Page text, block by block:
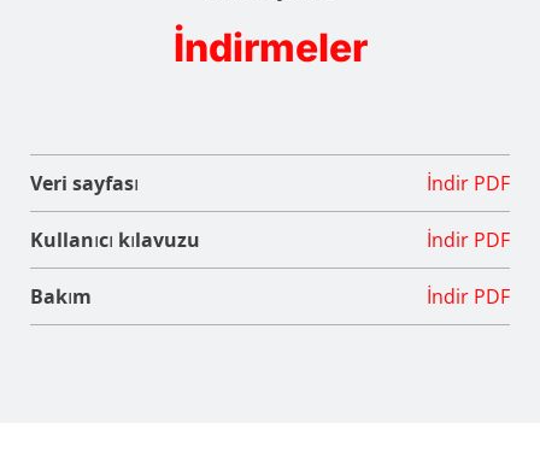
İndirmeler
Veri sayfası İndir PDF
Kullanıcı kılavuzu İndir PDF
Bakım İndir PDF